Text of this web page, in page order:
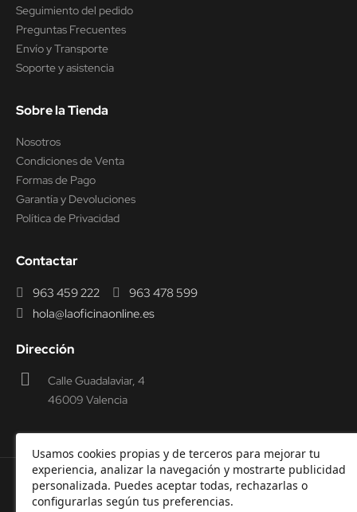
Usamos cookies propias y de terceros para mejorar tu
experiencia, analizar la navegación y mostrarte publicidad
personalizada. Puedes aceptar todas, rechazarlas o
configurarlas según tus preferencias.
Seguimiento del pedido
Preguntas Frecuentes
Envío y Transporte
Soporte y asistencia
Sobre la Tienda
Nosotros
Condiciones de Venta
Formas de Pago
Garantía y Devoluciones
Política de Privacidad
Contactar
963 459 222
963 478 599
hola@laoficinaonline.es
Dirección
Calle Guadalaviar, 4
46009 Valencia
© 2000-2026 Laoficinaonline.SIDEOFFICE, S.L. CIF